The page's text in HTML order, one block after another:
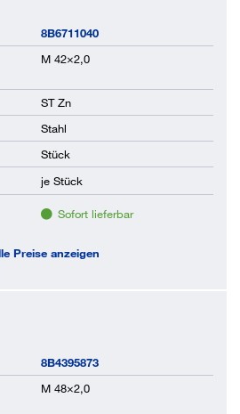
8B6711040
M 42×2,0
ST Zn
Stahl
Stück
je Stück
Sofort lieferbar
Preise anzeigen
8B4395873
M 48×2,0